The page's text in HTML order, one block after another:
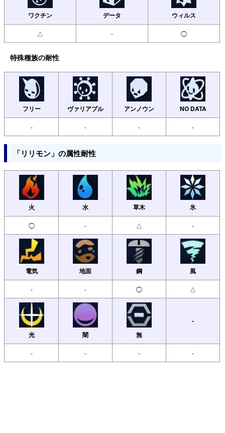
ワクチン データ ウィルス
△ - ◯
特殊種族の耐性
フリー ヴァリアブル アンノウン NO DATA
- - - -
「リリモン」の属性耐性
火 水 草木 氷
◯ - △ -
電気 地面 鋼 風
- - ◯ △
光 闇 無
-
- - - -